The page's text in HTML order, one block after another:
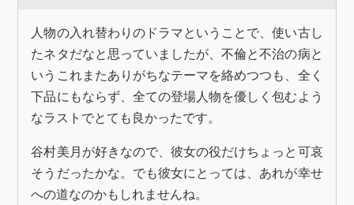
人物の入れ替わりのドラマということで、使い古し
たネタだなと思っていましたが、不倫と不治の病と
いうこれまたありがちなテーマを絡めつつも、全く
下品にもならず、全ての登場人物を優しく包むよう
なラストでとても良かったです。
谷村美月が好きなので、彼女の役だけちょっと可哀
そうだったかな。でも彼女にとっては、あれが幸せ
への道なのかもしれませんね。